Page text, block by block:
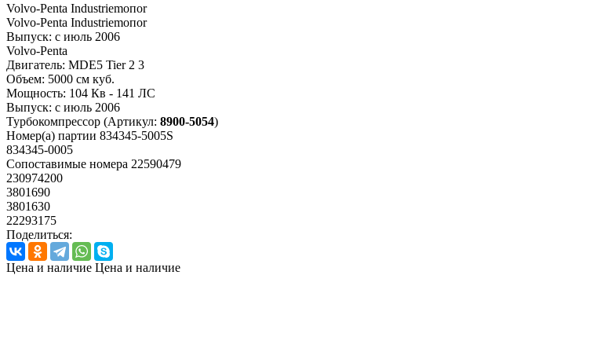
Volvo-Penta Industriemoпоr
Volvo-Penta Industriemoпоr
Выпуск: с июль 2006
Volvo-Penta
Двигатель: MDE5 Tier 2 3
Объем: 5000 см куб.
Мощность: 104 Кв - 141 ЛС
Выпуск: с июль 2006
Турбокомпрессор (Артикул: 8900-5054)
Номер(а) партии 834345-5005S
834345-0005
Сопоставимые номера 22590479
230974200
3801690
3801630
22293175
Поделиться:
Цена и наличие Цена и наличие